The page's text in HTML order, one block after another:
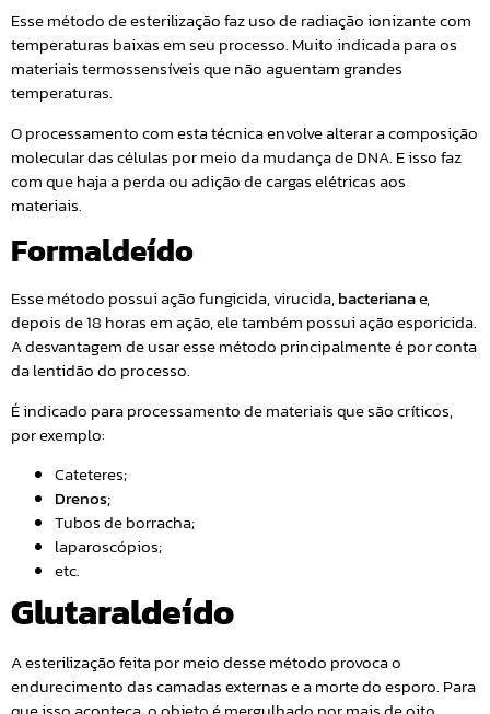
Esse método de esterilização faz uso de radiação ionizante com
temperaturas baixas em seu processo. Muito indicada para os
materiais termossensíveis que não aguentam grandes
temperaturas.
O processamento com esta técnica envolve alterar a composição
molecular das células por meio da mudança de DNA. E isso faz
com que haja a perda ou adição de cargas elétricas aos
materiais.
Formaldeído
Esse método possui ação fungicida, virucida,bacterianae,
depois de 18 horas em ação, ele também possui ação esporicida.
A desvantagem de usar esse método principalmente é por conta
da lentidão do processo.
É indicado para processamento de materiais que são críticos,
por exemplo:
Cateteres;
Drenos;
Tubos de borracha;
laparoscópios;
etc.
Glutaraldeído
A esterilização feita por meio desse método provoca o
endurecimento das camadas externas e a morte do esporo. Para